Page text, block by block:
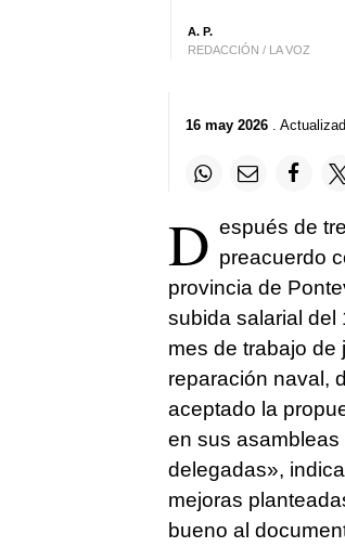
A. P.
REDACCIÓN / LA VOZ
16 may 2026.
D espués de
preacuerdo
provincia de
subida salarial del
mes de trabajo de
reparación naval,
aceptado la
en sus
delegadas»,
mejoras
bueno al